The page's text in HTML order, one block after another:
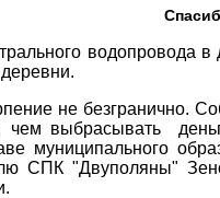
водопровода
не
чем выбрасывать
муниципального
СПК "Двуполяны"